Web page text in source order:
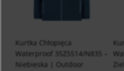
Kurtka Chłopięca
Waterproof 35Z5514/N835 –
Niebieska | Outdoor